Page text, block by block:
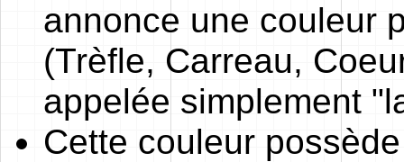
annonce une couleur
(Trèfle, Carreau,
appelée simplement
Cette couleur